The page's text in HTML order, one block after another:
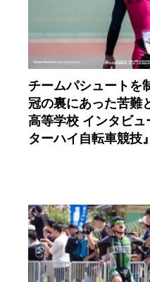
チームパシュートを
冠の裏にあった苦難
高等学校 インタビュ
ターハイ自転車競技』